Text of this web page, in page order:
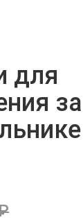
для